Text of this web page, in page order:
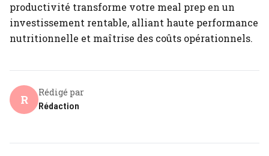
productivité transforme votre meal prep en un
investissement rentable, alliant haute performance
nutritionnelle et maîtrise des coûts opérationnels.
R
Rédigé par
Rédaction